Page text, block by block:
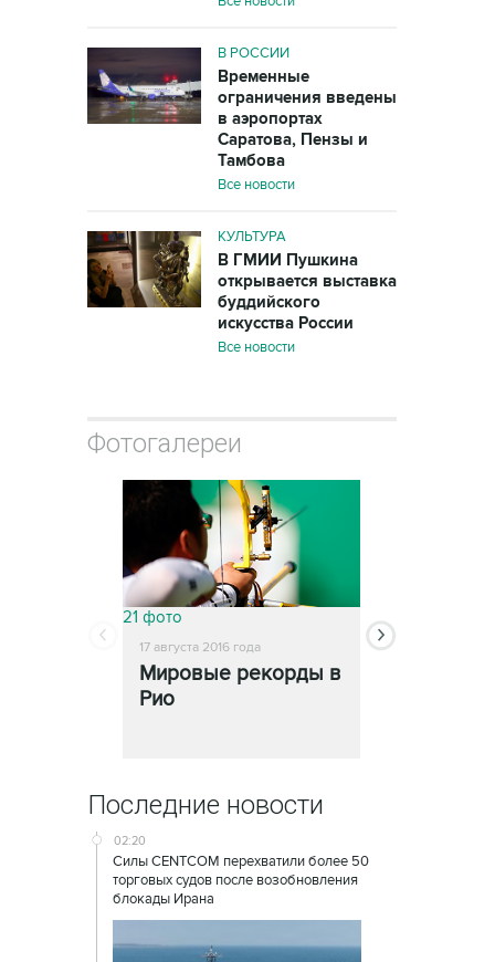
В РОССИИ
Временные
ограничения введены
в аэропортах
Саратова, Пензы и
Тамбова
Все новости
КУЛЬТУРА
В ГМИИ Пушкина
открывается выставка
буддийского
искусства России
Все новости
Фотогалереи
21 фото
17 августа 2016 года
Мировые рекорды в
Рио
26 фото
17 августа 2016
Последние новости
02:20
Силы CENTCOM перехватили более 50
торговых судов после возобновления
блокады Ирана